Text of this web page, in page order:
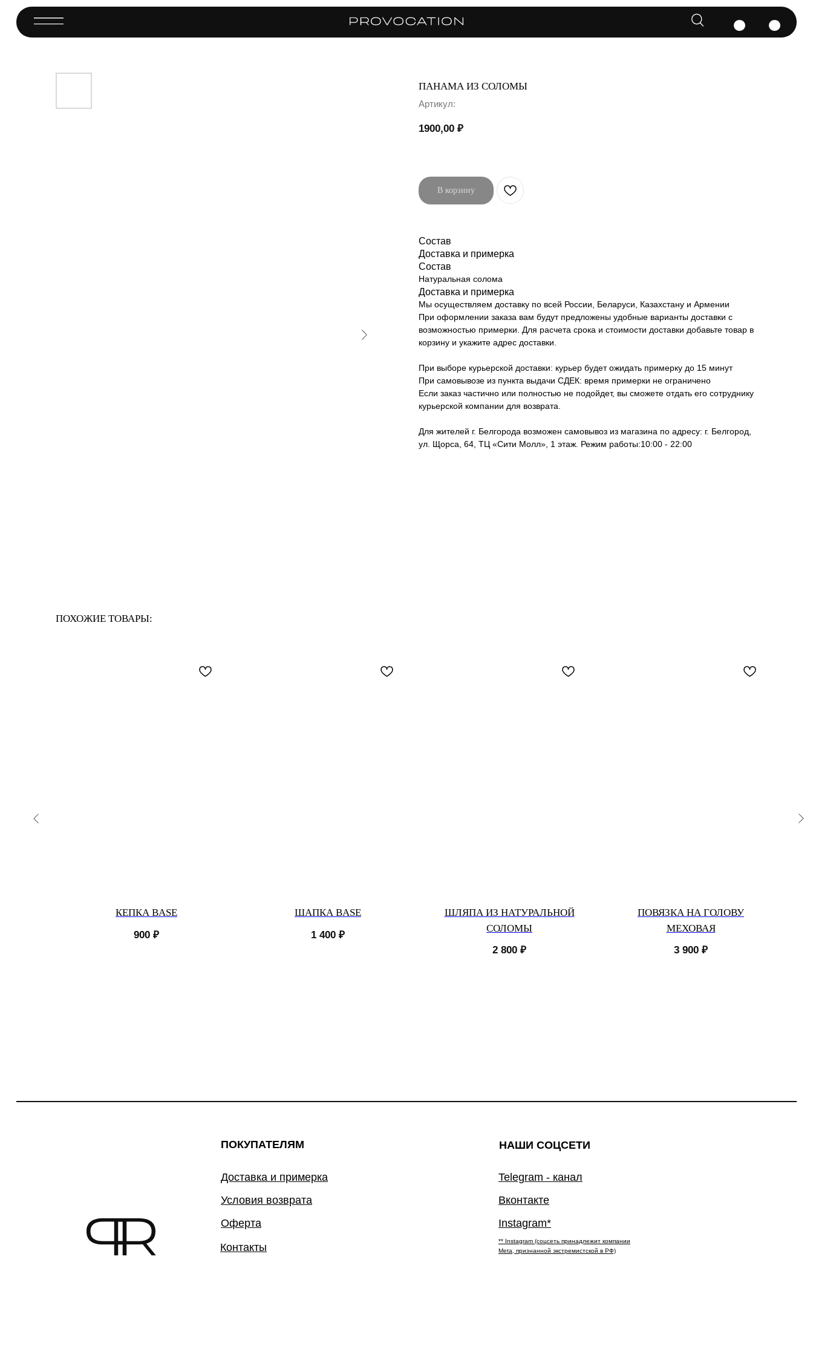
ПАНАМА ИЗ СОЛОМЫ
Артикул:
1900,00 ₽
В корзину
Состав
Доставка и примерка
Состав
Натуральная солома
Доставка и примерка
Мы осуществляем доставку по всей России, Беларуси, Казахстану и Армении
При оформлении заказа вам будут предложены удобные варианты доставки с
возможностью примерки. Для расчета срока и стоимости доставки добавьте товар в
корзину и укажите адрес доставки.
При выборе курьерской доставки: курьер будет ожидать примерку до 15 минут
При самовывозе из пункта выдачи СДЕК: время примерки не ограничено
Если заказ частично или полностью не подойдет, вы сможете отдать его сотруднику
курьерской компании для возврата.
Для жителей г. Белгорода возможен самовывоз из магазина по адресу: г. Белгород,
ул. Щорса, 64, ТЦ «Сити Молл», 1 этаж. Режим работы:10:00 - 22:00
ПОХОЖИЕ ТОВАРЫ:
КЕПКА BASE
900 ₽
ШАПКА BASE
1 400 ₽
ШЛЯПА ИЗ НАТУРАЛЬНОЙ
СОЛОМЫ
2 800 ₽
ПОВЯЗКА НА ГОЛОВУ
МЕХОВАЯ
3 900 ₽
ПОКУПАТЕЛЯМ НАШИ СОЦСЕТИ
Telegram - канал
Вконтакте
Instagram*
** Instagram (соцсеть принадлежит компании
Meta, признанной экстремистской в РФ)
Доставка и примерка
Условия возврата
Оферта
Контакты